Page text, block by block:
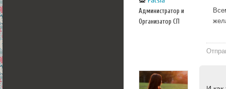
Администратор и
Организатор СП